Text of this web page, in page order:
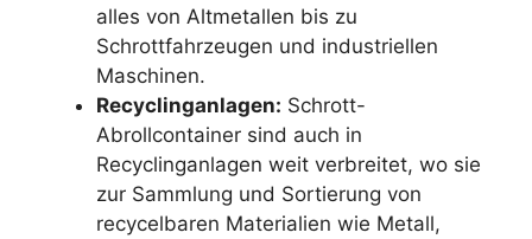
alles von Altmetallen bis zu
Schrottfahrzeugen und industriellen
Maschinen.
Recyclinganlagen: Schrott-
Abrollcontainer sind auch in
Recyclinganlagen weit verbreitet, wo sie
zur Sammlung und Sortierung von
recycelbaren Materialien wie Metall,